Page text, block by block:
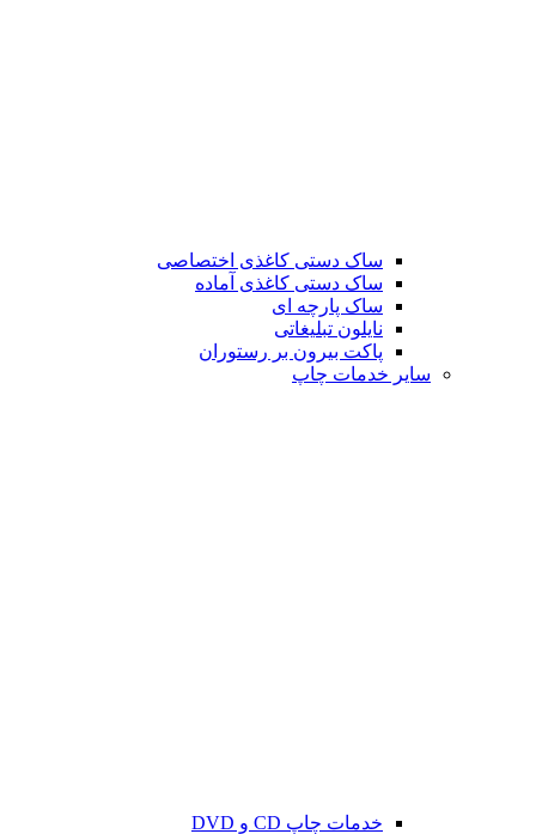
ساک دستی کاغذی اختصاصی
ساک دستی کاغذی آماده
ساک پارچه ای
نایلون تبلیغاتی
پاکت بیرون بر رستوران
سایر خدمات چاپ
خدمات چاپ CD و DVD